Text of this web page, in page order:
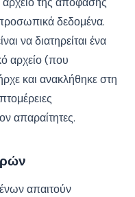
δεδομένα.
να διατηρείται ένα
αρχείο (που
και ανακλήθηκε στη
απαραίτητες.
απαιτούν